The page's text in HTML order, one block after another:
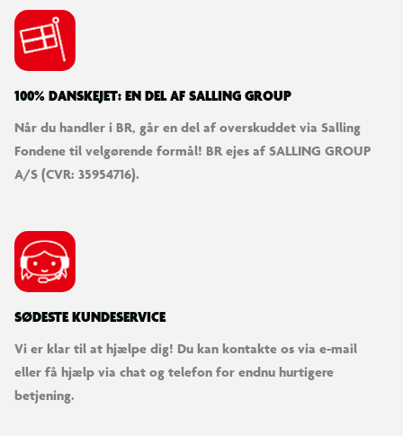
100% DANSKEJET: EN DEL AF SALLING GROUP
Når du handler i BR, går en del af overskuddet via Salling
Fondene til velgørende formål! BR ejes af SALLING GROUP
A/S (CVR: 35954716).
SØDESTE KUNDESERVICE
Vi er klar til at hjælpe dig! Du kan kontakte os via e-mail
eller få hjælp via chat og telefon for endnu hurtigere
betjening.